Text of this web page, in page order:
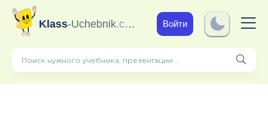
Klass-Uchebnik.com Войти